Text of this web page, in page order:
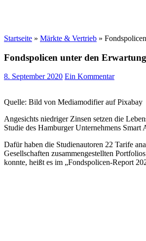
Startseite » Märkte & Vertrieb »
Fondspolicen unter den
8. September 2020 Ein Kommentar
Quelle: Bild von Mediamodifier auf Pixabay
Angesichts niedriger Zinsen setzen die
Studie des Hamburger Unternehmens Smart
Dafür haben die Studienautoren 22 Tarife
Gesellschaften zusammengestellten
konnte, heißt es im „Fondspolicen-Report